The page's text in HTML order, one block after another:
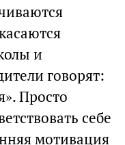
и
говорят:
Просто
себе
мотивация